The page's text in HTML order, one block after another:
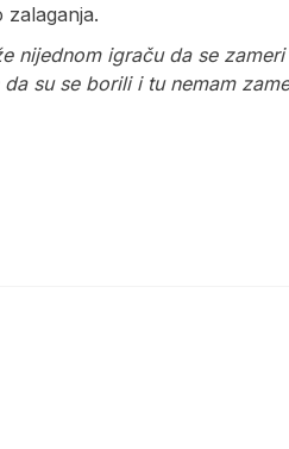
nijednom igraču da se
su se borili i tu nemam